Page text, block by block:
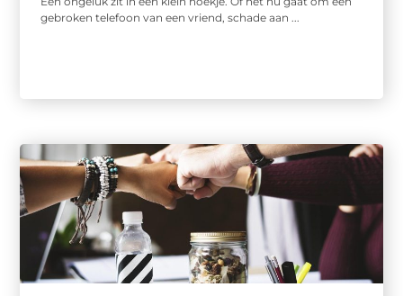
gebroken telefoon van een vriend, schade aan ...